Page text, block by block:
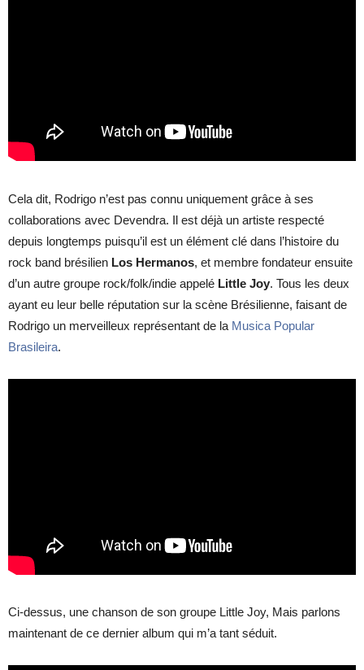
Cela dit, Rodrigo n’est pas connu uniquement grâce à ses
collaborations avec Devendra. Il est déjà un artiste respecté
depuis longtemps puisqu’il est un élément clé dans l’histoire du
rock band brésilien Los Hermanos, et membre fondateur ensuite
d’un autre groupe rock/folk/indie appelé Little Joy. Tous les deux
ayant eu leur belle réputation sur la scène Brésilienne, faisant de
Rodrigo un merveilleux représentant de la Musica Popular
Brasileira.
Ci-dessus, une chanson de son groupe Little Joy, Mais parlons
maintenant de ce dernier album qui m’a tant séduit.